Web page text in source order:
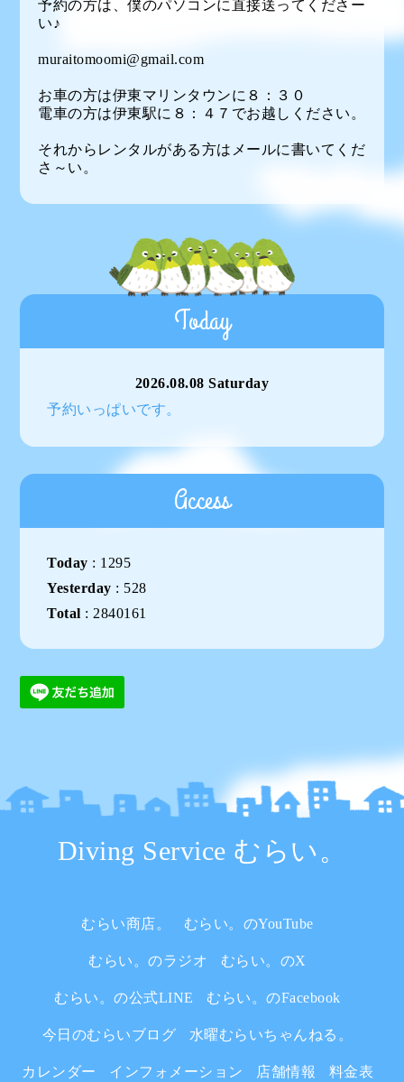
予約の方は、僕のパソコンに直接送ってくださー
い♪
muraitomoomi@gmail.com
お車の方は伊東マリンタウンに８：３０
電車の方は伊東駅に８：４７でお越しください。
それからレンタルがある方はメールに書いてくだ
さ～い。
Today
2026.08.08 Saturday
予約いっぱいです。
Access
Today : 1295
Yesterday : 528
Total : 2840161
Diving Service むらい。
むらい商店。 むらい。のYouTube
むらい。のラジオ むらい。のX
むらい。の公式LINE むらい。のFacebook
今日のむらいブログ 水曜むらいちゃんねる。
カレンダー インフォメーション 店舗情報 料金表